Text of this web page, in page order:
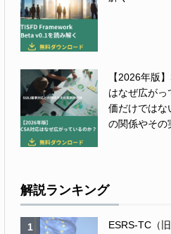
【2026年版
はなぜ広が
価だけではな
の関係やそ
解説ランキング
1
ESRS-TC（